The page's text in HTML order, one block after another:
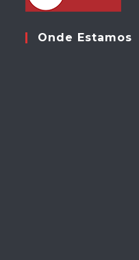
Onde Estamos